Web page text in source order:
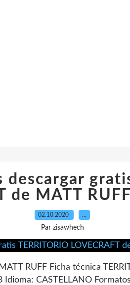
descargar
de MATT
02.10.2020 …
Par zisawhech
RUFF Ficha técnica
Idioma: CASTELLANO